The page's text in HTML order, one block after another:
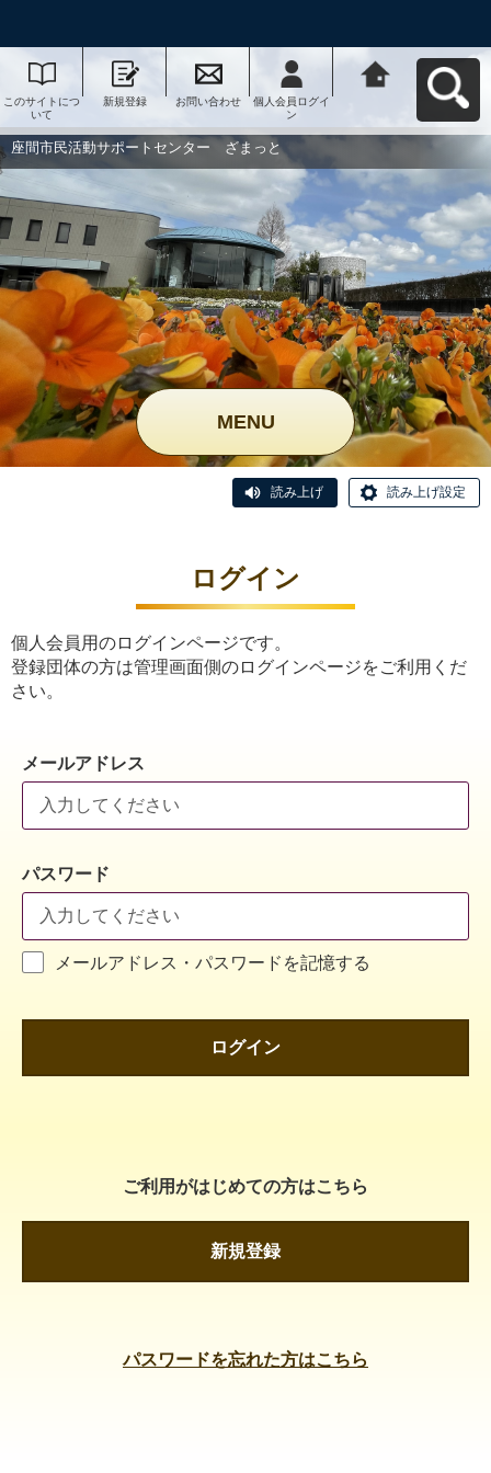
このサイトにつ
いて
新規登録 お問い合わせ
個人会員ログイ
ン
ー ざまっとへ
座間市民活動サポートセンター ざまっと
MENU
読み上げ 読み上げ設定
ログイン
個人会員用のログインページです。
登録団体の方は管理画面側のログインページをご利用くだ
さい。
メールアドレス
パスワード
メールアドレス・パスワードを記憶する
ログイン
ご利用がはじめての方はこちら
新規登録
パスワードを忘れた方はこちら